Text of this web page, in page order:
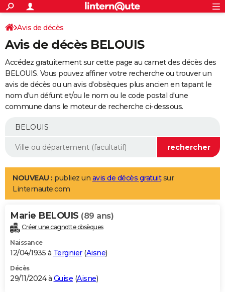
ACTUALITÉS
Politique
Société
Faits Divers
Education
Monde
Villes
+
SPORT
Coupe du monde 2026
Football
Tennis
Cyclisme
Rugby
Forum
Programme TV
TNT
Streaming
Cinéma
Sorties cinéma
Musique
+
FINANCE
Retraite
Epargne
Immobilier
Risques naturels par ville
Banque
Assurance
AUTO
Essais
Réserver un essai
Citadines
Berlines
SUV
Forum auto
+
Mobiles
Meilleur smartphone
Internet
Ordinateurs
Jeux vidéo
Guide high-tech
Aménagement intérieur
LIFESTYLE
Art de vivre
Bien-être
Loisirs
Mode
Modes de vie
Alimentation
Guide de la santé
Maladies
Médicaments
Sommeil
VOYAGE
Destinations
City break
Voyage nature
Voyage de noces
Forum
Climat
+PHOTO
GUIDES D'ACHAT
BONS PLANS
Avis de décès
Avis de décès BELOUIS
Accédez gratuitement sur cette page au carnet des décès des
BELOUIS. Vous pouvez affiner votre recherche ou trouver un
avis de décès ou un avis d'obsèques plus ancien en tapant le
nom d'un défunt et/ou le nom ou le code postal d'une
commune dans le moteur de recherche ci-dessous.
NOUVEAU : publiez un avis de décès gratuitsur
Linternaute.com
Marie BELOUIS (89 ans)
Créer une cagnotte obsèques
Naissance
12/04/1935 à Tergnier(Aisne)
Décès
29/11/2024 à Guise (Aisne)